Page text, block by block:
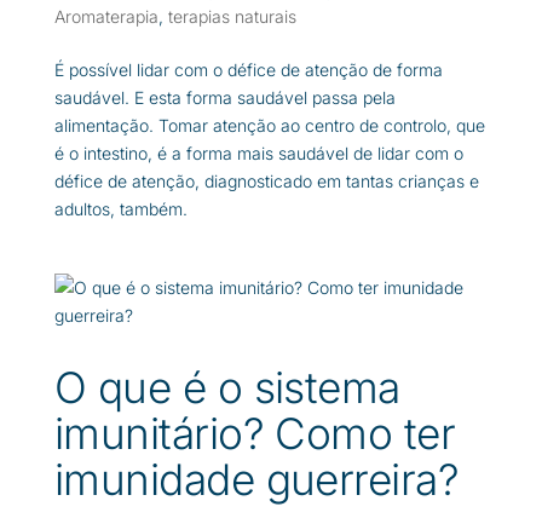
Aromaterapia, terapias naturais
É possível lidar com o défice de atenção de forma
saudável. E esta forma saudável passa pela
alimentação. Tomar atenção ao centro de controlo, que
é o intestino, é a forma mais saudável de lidar com o
défice de atenção, diagnosticado em tantas crianças e
adultos, também.
O que é o sistema
imunitário? Como ter
imunidade guerreira?